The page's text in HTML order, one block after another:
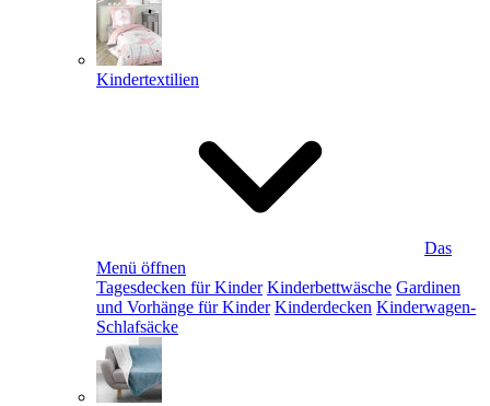
Kindertextilien
Das
Menü öffnen
Tagesdecken für Kinder Kinderbettwäsche Gardinen
und Vorhänge für Kinder Kinderdecken Kinderwagen-
Schlafsäcke